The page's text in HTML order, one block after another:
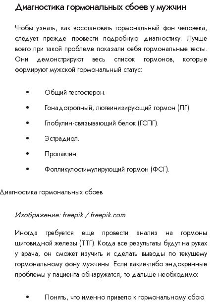
Диагностика гормональных сбоев у мужчин
Чтобы узнать, как восстановить гормональный фон человека,
следует прежде провести подробную диагностику. Лучше
всего при такой проблеме показали себя гормональные тесты.
Они демонстрируют весь список гормонов, которые
формируют мужской гормональный статус:
Общий тестостерон.
Гонадотропный, лютеинизирующий гормон (ЛГ).
Глобулин-связывающий белок (ГСПГ).
Эстрадиол.
Пролактин.
Фолликулостимулирующий гормон (ФСГ).
Изображение: freepik / freepik.com
Иногда требуется еще провести анализ на гормоны
щитовидной железы (ТТГ). Когда все результаты будут на руках
у врача, он сможет изучить и сделать выводы по текущему
гормональному фону мужчины. Если какие-либо эндокринные
проблемы у пациента обнаружатся, то дальше необходимо:
Понять, что именно привело к гормональному сбою.